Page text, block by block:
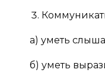
а) уметь
б) уметь